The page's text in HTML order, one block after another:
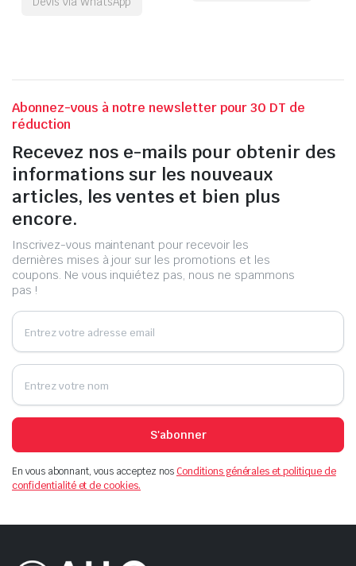
Abonnez-vous à notre newsletter pour 30 DT de
réduction
Recevez nos e-mails pour obtenir des
informations sur les nouveaux
articles, les ventes et bien plus
encore.
Inscrivez-vous maintenant pour recevoir les
dernières mises à jour sur les promotions et les
coupons. Ne vous inquiétez pas, nous ne spammons
pas !
S'abonner
En vous abonnant, vous acceptez nosConditions générales et politique de
confidentialité et de cookies.